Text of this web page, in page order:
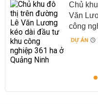
Chủ
Văn
công
Ninh
DỰ ÁN